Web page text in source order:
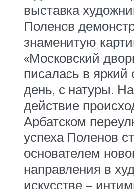
выставка
Поленов
знаменитую
«Московский
писалась в яркий
день, с натуры.
действие
Арбатском
успеха Поленов
основателем
направления в
искусстве –